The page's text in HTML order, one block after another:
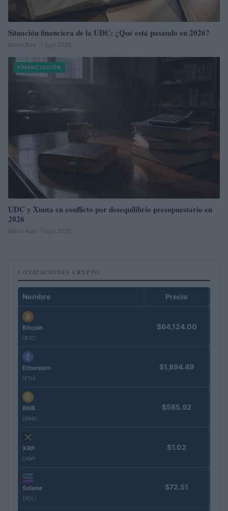
Situación financiera de la UDC: ¿Qué está pasando en 2026?
Marta Ruiz · 1 Ago 2026
FINANCIACIÓN
UDC y Xunta en conflicto por desequilibrio presupuestario en
2026
Marta Ruiz · 1 Ago 2026
COTIZACIONES CRYPTO
Nombre Precio
Bitcoin
(BTC)
$64,124.00
Ethereum
(ETH)
$1,894.49
BNB
(BNB)
$585.92
XRP
(XRP)
$1.02
Solana
(SOL)
$72.51